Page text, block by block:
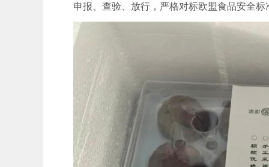
申报、查验、放行，严格对标欧盟食品安全